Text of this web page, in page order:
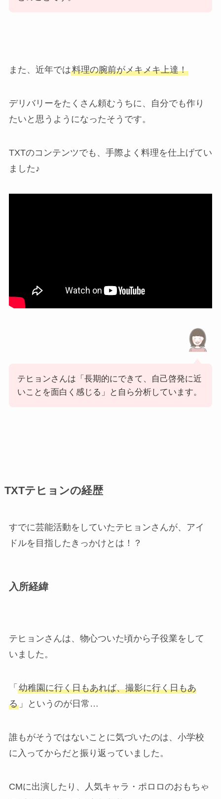
また、近年では料理の腕前がメキメキ上達！
デリバリーをたくさん頼むうちに、自分でも作り
たいと思うようになったそうです。
TXTのコンテンツでも、手際よく料理を仕上げてい
ました♪
テヒョンさんは「長期的にできて、自己啓発に近
いことを面白く感じる」と自ら分析しています。
TXTテヒョンの経歴
すでに芸能活動をしていたテヒョンさんが、アイ
ドルを目指したきっかけとは！？
入所経緯
テヒョンさんは、物心ついた頃から子役業をして
いました。
「 幼稚園に行く日もあれば、撮影に行く日もあ
る」というのが日常…
誰もがそうではないことに気づいたのは、小学校
に入ってからだと振り返っていました。
CMに出演したり、人気キャラ・ポロロのおもちゃ